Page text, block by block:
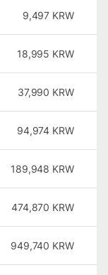
9,497 KRW
18,995 KRW
37,990 KRW
94,974 KRW
189,948 KRW
474,870 KRW
949,740 KRW